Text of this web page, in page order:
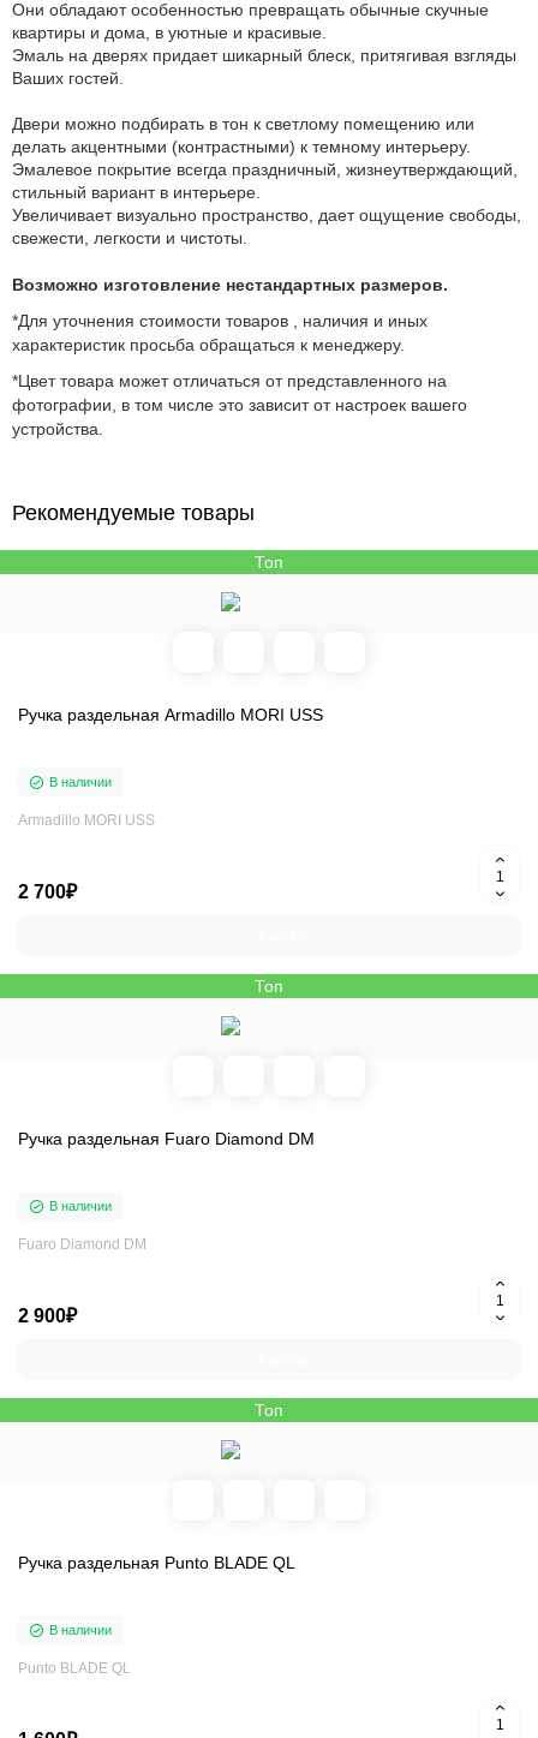
Они обладают особенностью превращать обычные скучные
квартиры и дома, в уютные и красивые.
Эмаль на дверях придает шикарный блеск, притягивая взгляды
Ваших гостей.
Двери можно подбирать в тон к светлому помещению или
делать акцентными (контрастными) к темному интерьеру.
Эмалевое покрытие всегда праздничный, жизнеутверждающий,
стильный вариант в интерьере.
Увеличивает визуально пространство, дает ощущение свободы,
свежести, легкости и чистоты.
Возможно изготовление нестандартных размеров.
*Для уточнения стоимости товаров , наличия и иных
характеристик просьба обращаться к менеджеру.
*Цвет товара может отличаться от представленного на
фотографии, в том числе это зависит от настроек вашего
устройства.
Рекомендуемые товары
Топ
Ручка раздельная Armadillo MORI USS
В наличии
Armadillo MORI USS
2 700₽
Топ
Ручка раздельная Fuaro Diamond DM
В наличии
Fuaro Diamond DM
2 900₽
Топ
Ручка раздельная Punto BLADE QL
В наличии
Punto BLADE QL